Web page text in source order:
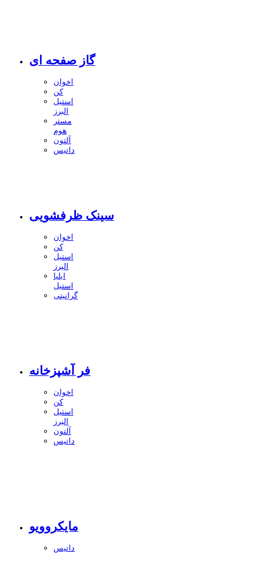
گاز صفحه ای
اخوان
کن
استیل
البرز
مستر
هوم
آلتون
داتیس
سینک ظرفشویی
اخوان
کن
استیل
البرز
ایلیا
استیل
گرانیتی
فر آشپزخانه
اخوان
کن
استیل
البرز
آلتون
داتیس
مایکروویو
داتیس